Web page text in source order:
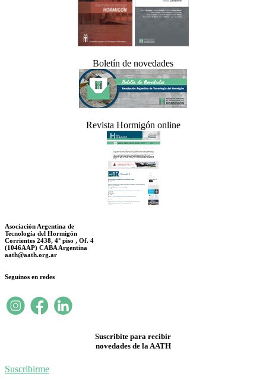
Boletín de novedades
Revista Hormigón online
Asociación Argentina de
Tecnología del Hormigón
Corrientes 2438, 4° piso , Of. 4
(1046AAP) CABA Argentina
aath@aath.org.ar
Seguinos en redes
Suscribite para recibir
novedades de la AATH
Suscribirme